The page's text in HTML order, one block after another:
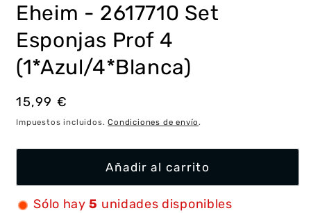
ventana
modal
Eheim - 2617710 Set
Esponjas Prof 4
(1*Azul/4*Blanca)
Precio
habitual
15,99 €
Impuestos incluidos.Condiciones de envío.
Añadir al carrito
Sólo hay 5 unidades disponibles